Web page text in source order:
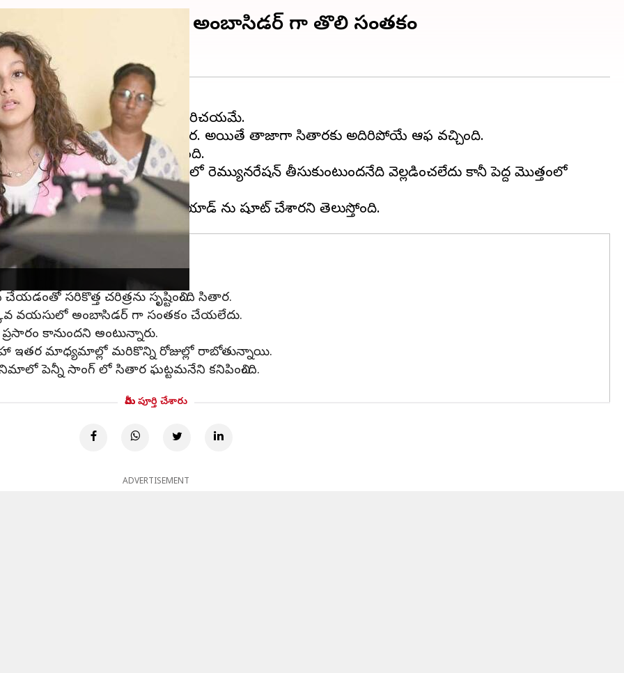
ఘట్టమనేని: బ్రాండ్ అంబాసిడర్ గా తొలి సంతకం
సితార ఘట్టమనేనిఅందరికీ పరిచయమే.
పోస్ట్ చేస్తూ ఉంటుంది సితార. అయితే తాజాగా సితారకు అదిరిపోయే ఆఫర్ వచ్చింది.
గా సితార ఘట్టమనేని సంతకం చేసింది.
సమాచారం. ఎంత మొత్తంలో రెమ్యునరేషన్ తీసుకుంటుందనేది వెల్లడించలేదు కానీ పెద్ద మొత్తంలో
సరికొత్త చరిత్రను సృష్టించింది సితార.
వయసులో అంబాసిడర్ గా సంతకం చేయలేదు.
కానుందని అంటున్నారు.
ఇతర మాధ్యమాల్లో మరికొన్ని రోజుల్లో రాబోతున్నాయి.
పెన్నీ సాంగ్ లో సితార ఘట్టమనేని కనిపించింది.
మీరు పూర్తి చేశారు
ADVERTISEMENT